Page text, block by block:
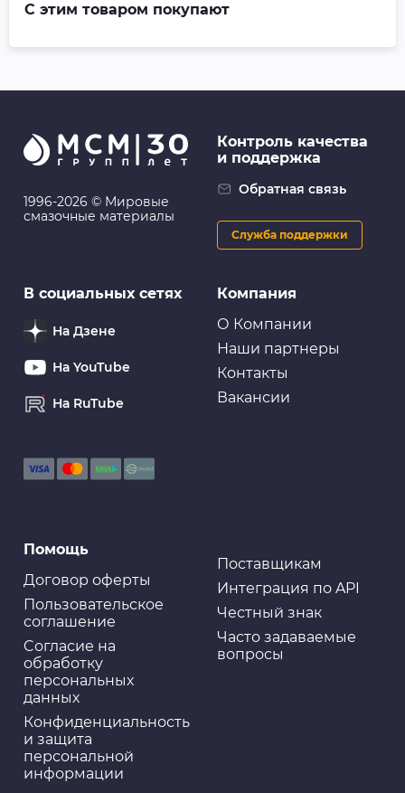
С этим товаром покупают
1996-2026 © Мировые
смазочные материалы
Компания
О Компании
Наши партнеры
Контакты
Вакансии
Помощь
Договор оферты
Пользовательское
соглашение
Cогласие на
обработку
персональных
данных
Конфиденциальность
и защита
персональной
информации
Поставщикам
Интеграция по API
Честный знак
Часто задаваемые
вопросы
Контроль качества
и поддержка
Обратная связь
Служба поддержки
В социальных сетях
На Дзене
На YouTube
На RuTube